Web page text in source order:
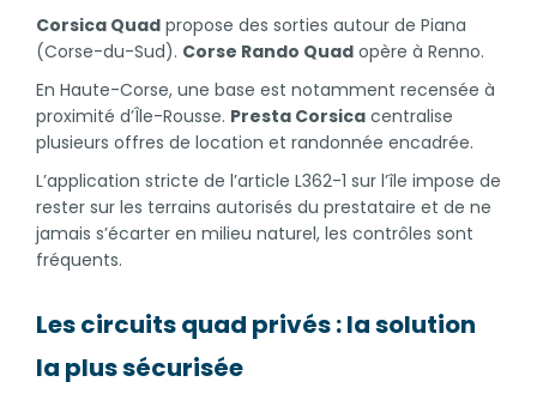
Corsica Quad propose des sorties autour de Piana
(Corse-du-Sud). Corse Rando Quad opère à Renno.
En Haute-Corse, une base est notamment recensée à
proximité d’Île-Rousse. Presta Corsica centralise
plusieurs offres de location et randonnée encadrée.
L’application stricte de l’article L362-1 sur l’île impose de
rester sur les terrains autorisés du prestataire et de ne
jamais s’écarter en milieu naturel, les contrôles sont
fréquents.
Les circuits quad privés : la solution
la plus sécurisée